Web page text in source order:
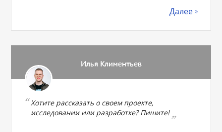
Далее
Илья Климентьев
Хотите рассказать о своем проекте,
исследовании или разработке? Пишите!